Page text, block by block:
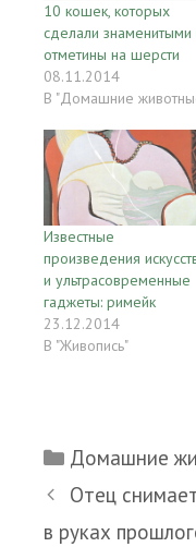
10 кошек, которых
сделали знаменитыми
отметины на шерсти
08.11.2014
В "Домашние
Известные
произведения
и ультрасовременные
гаджеты: римейк
23.12.2014
В "Живопись"
Рубрики
Домашние
Отец
в руках